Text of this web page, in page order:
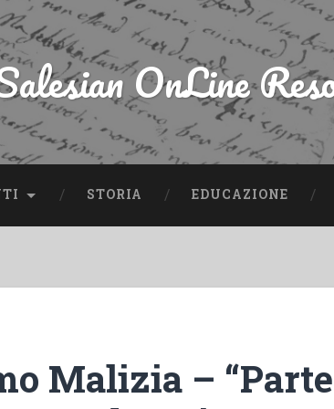
OnLine
STORIA EDUCAZIONE
Malizia –